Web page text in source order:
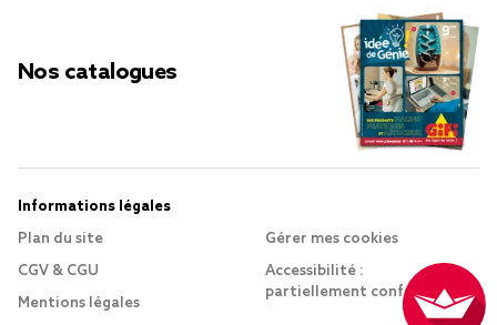
Nos catalogues
Informations légales
Plan du site
CGV & CGU
Mentions légales
Gérer mes cookies
Accessibilité :
partiellement conforme